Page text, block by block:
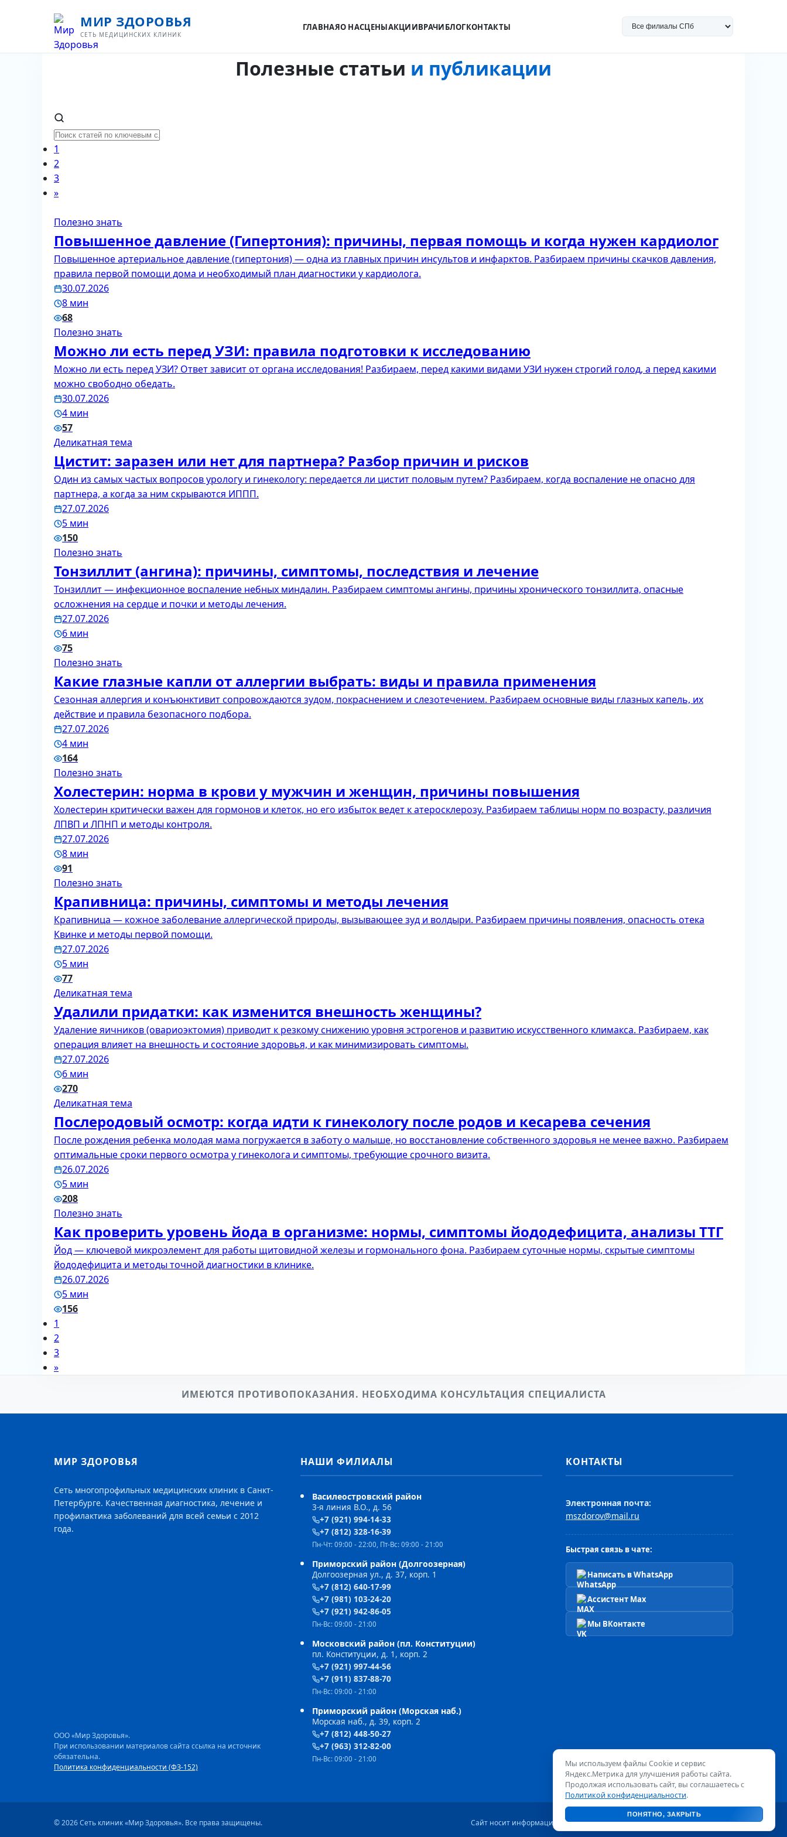
МИР ЗДОРОВЬЯ
СЕТЬ МЕДИЦИНСКИХ КЛИНИК
ГЛАВНАЯО НАСЦЕНЫАКЦИИВРАЧИБЛОГКОНТАКТЫ
Полезные статьи и публикации
1
2
3
»
Полезно знать
Повышенное давление (Гипертония): причины, первая помощь и когда нужен кардиолог
Повышенное артериальное давление (гипертония) — одна из главных причин инсультов и инфарктов. Разбираем причины скачков давления,
правила первой помощи дома и необходимый план диагностики у кардиолога.
30.07.2026
8 мин
68
Полезно знать
Можно ли есть перед УЗИ: правила подготовки к исследованию
Можно ли есть перед УЗИ? Ответ зависит от органа исследования! Разбираем, перед какими видами УЗИ нужен строгий голод, а перед какими
можно свободно обедать.
30.07.2026
4 мин
57
Деликатная тема
Цистит: заразен или нет для партнера? Разбор причин и рисков
Один из самых частых вопросов урологу и гинекологу: передается ли цистит половым путем? Разбираем, когда воспаление не опасно для
партнера, а когда за ним скрываются ИППП.
27.07.2026
5 мин
150
Полезно знать
Тонзиллит (ангина): причины, симптомы, последствия и лечение
Тонзиллит — инфекционное воспаление небных миндалин. Разбираем симптомы ангины, причины хронического тонзиллита, опасные
осложнения на сердце и почки и методы лечения.
27.07.2026
6 мин
75
Полезно знать
Какие глазные капли от аллергии выбрать: виды и правила применения
Сезонная аллергия и конъюнктивит сопровождаются зудом, покраснением и слезотечением. Разбираем основные виды глазных капель, их
действие и правила безопасного подбора.
27.07.2026
4 мин
164
Полезно знать
Холестерин: норма в крови у мужчин и женщин, причины повышения
Холестерин критически важен для гормонов и клеток, но его избыток ведет к атеросклерозу. Разбираем таблицы норм по возрасту, различия
ЛПВП и ЛПНП и методы контроля.
27.07.2026
8 мин
91
Полезно знать
Крапивница: причины, симптомы и методы лечения
Крапивница — кожное заболевание аллергической природы, вызывающее зуд и волдыри. Разбираем причины появления, опасность отека
Квинке и методы первой помощи.
27.07.2026
5 мин
77
Деликатная тема
Удалили придатки: как изменится внешность женщины?
Удаление яичников (овариоэктомия) приводит к резкому снижению уровня эстрогенов и развитию искусственного климакса. Разбираем, как
операция влияет на внешность и состояние здоровья, и как минимизировать симптомы.
27.07.2026
6 мин
270
Деликатная тема
Послеродовый осмотр: когда идти к гинекологу после родов и кесарева сечения
После рождения ребенка молодая мама погружается в заботу о малыше, но восстановление собственного здоровья не менее важно. Разбираем
оптимальные сроки первого осмотра у гинеколога и симптомы, требующие срочного визита.
26.07.2026
5 мин
208
Полезно знать
Как проверить уровень йода в организме: нормы, симптомы йододефицита, анализы ТТГ
Йод — ключевой микроэлемент для работы щитовидной железы и гормонального фона. Разбираем суточные нормы, скрытые симптомы
йододефицита и методы точной диагностики в клинике.
26.07.2026
5 мин
156
1
2
3
»
ИМЕЮТСЯ ПРОТИВОПОКАЗАНИЯ. НЕОБХОДИМА КОНСУЛЬТАЦИЯ СПЕЦИАЛИСТА
МИР ЗДОРОВЬЯ
Сеть многопрофильных медицинских клиник в Санкт-
Петербурге. Качественная диагностика, лечение и
профилактика заболеваний для всей семьи с 2012
года.
ООО «Мир Здоровья».
При использовании материалов сайта ссылка на источник
обязательна.
Политика конфиденциальности (ФЗ-152)
НАШИ ФИЛИАЛЫ
Василеостровский район
3-я линия В.О., д. 56
+7 (921) 994-14-33
+7 (812) 328-16-39
Пн-Чт: 09:00 - 22:00, Пт-Вс: 09:00 - 21:00
Приморский район (Долгоозерная)
Долгоозерная ул., д. 37, корп. 1
+7 (812) 640-17-99
+7 (981) 103-24-20
+7 (921) 942-86-05
Пн-Вс: 09:00 - 21:00
Московский район (пл. Конституции)
пл. Конституции, д. 1, корп. 2
+7 (921) 997-44-56
+7 (911) 837-88-70
Пн-Вс: 09:00 - 21:00
Приморский район (Морская наб.)
Морская наб., д. 39, корп. 2
+7 (812) 448-50-27
+7 (963) 312-82-00
Пн-Вс: 09:00 - 21:00
КОНТАКТЫ
Электронная почта:
mszdorov@mail.ru
Быстрая связь в чате:
Написать в WhatsApp
Ассистент Max
Мы ВКонтакте
© 2026 Сеть клиник «Мир Здоровья». Все права защищены. Сайт носит информационный характер и не является публичной офертой.
Мы используем файлы Cookie и сервис
Яндекс.Метрика для улучшения работы сайта.
Продолжая использовать сайт, вы соглашаетесь с
Политикой конфиденциальности.
ПОНЯТНО, ЗАКРЫТЬ